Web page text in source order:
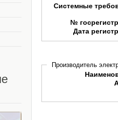
Системные
№
Дата
Производитель